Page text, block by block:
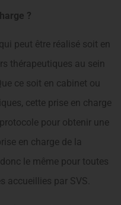
?
peut être réalisé soit en
thérapeutiques au sein
ce soit en cabinet ou
cette prise en charge
pour obtenir une
en charge de la
le même pour toutes
accueillies par SVS.